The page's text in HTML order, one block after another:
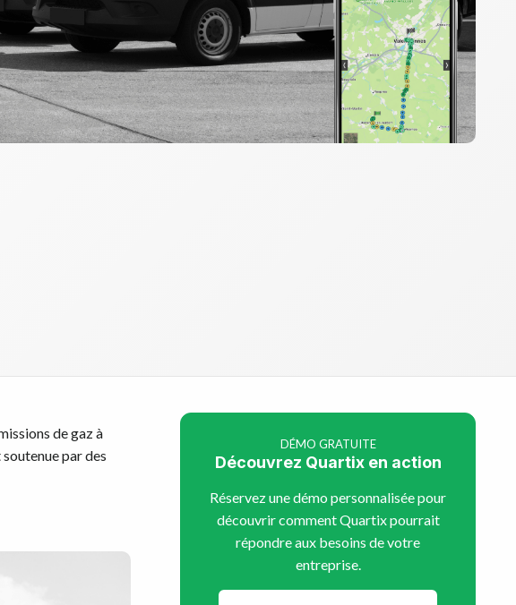
de gaz à
par des
DÉMO GRATUITE
Découvrez Quartix en action
Réservez une démo personnalisée pour
découvrir comment Quartix pourrait
répondre aux besoins de votre
entreprise.